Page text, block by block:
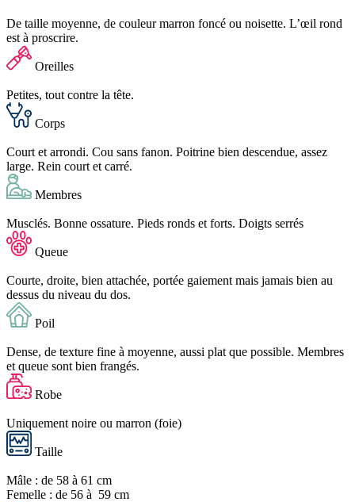
De taille moyenne, de couleur marron foncé ou noisette. L’œil rond
est à proscrire.
Oreilles
Petites, tout contre la tête.
Corps
Court et arrondi. Cou sans fanon. Poitrine bien descendue, assez
large. Rein court et carré.
Membres
Musclés. Bonne ossature. Pieds ronds et forts. Doigts serrés
Queue
Courte, droite, bien attachée, portée gaiement mais jamais bien au
dessus du niveau du dos.
Poil
Dense, de texture fine à moyenne, aussi plat que possible. Membres
et queue sont bien frangés.
Robe
Uniquement noire ou marron (foie)
Taille
Mâle : de 58 à 61 cm
Femelle : de 56 à 59 cm